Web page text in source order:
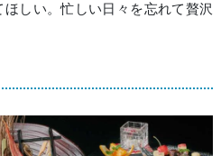
しい。忙しい日々を忘れて贅沢